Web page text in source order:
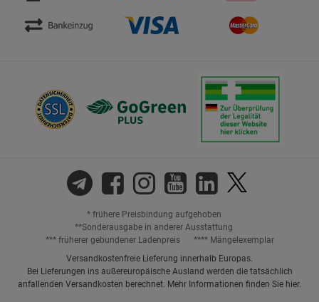
* frühere Preisbindung aufgehoben
**Sonderausgabe in anderer Ausstattung
*** früherer gebundener Ladenpreis
**** Mängelexemplar
Versandkostenfreie Lieferung innerhalb Europas.
Bei Lieferungen ins außereuropäische Ausland werden die tatsächlich
anfallenden Versandkosten berechnet. Mehr Informationen finden Sie hier.